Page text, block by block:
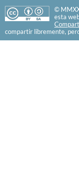
©
esta
compartir libremente,